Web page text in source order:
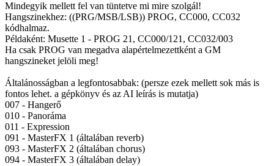
Mindegyik mellett fel van tüntetve mi mire szolgál!
Hangszinekhez: ((PRG/MSB/LSB)) PROG, CC000, CC032
kódhalmaz.
Példaként: Musette 1 - PROG 21, CC000/121, CC032/003
Ha csak PROG van megadva alapértelmezettként a GM
hangszineket jelöli meg!
Általánosságban a legfontosabbak: (persze ezek mellett sok más is
fontos lehet. a gépkönyv és az AI leírás is mutatja)
007 - Hangerő
010 - Panoráma
011 - Expression
091 - MasterFX 1 (általában reverb)
093 - MasterFX 2 (általában chorus)
094 - MasterFX 3 (általában delay)